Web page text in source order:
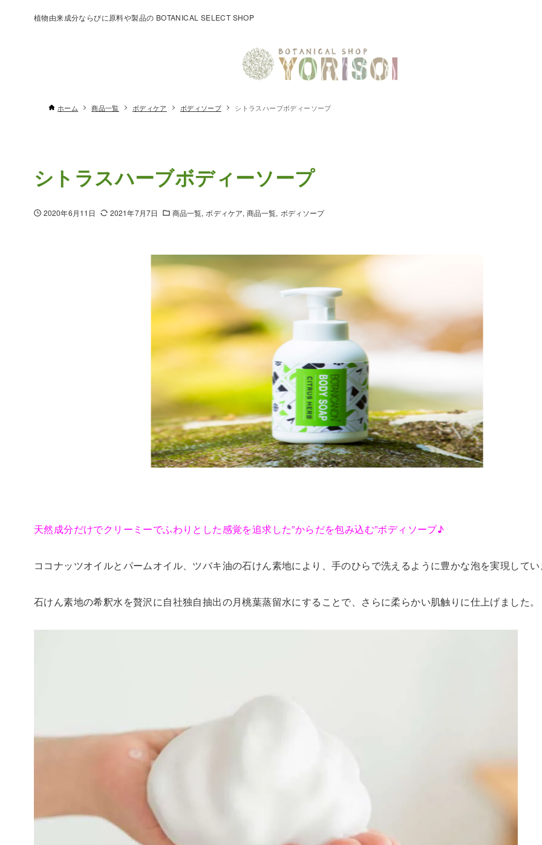
植物由来成分ならびに原料や製品の BOTANICAL SELECT SHOP
ホーム 商品一覧 ボディケア ボディソープ シトラスハーブボディーソープ
シトラスハーブボディーソープ
2020年6月11日 2021年7月7日 商品一覧 ボディケア 商品一覧 ボディソープ
天然成分だけでクリーミーでふわりとした感覚を追求した”からだを包み込む”ボディソープ♪
ココナッツオイルとパームオイル、ツバキ油の石けん素地により、手のひらで洗えるように豊かな泡を実現して
石けん素地の希釈水を贅沢に自社独自抽出の月桃葉蒸留水にすることで、さらに柔らかい肌触りに仕上げました。